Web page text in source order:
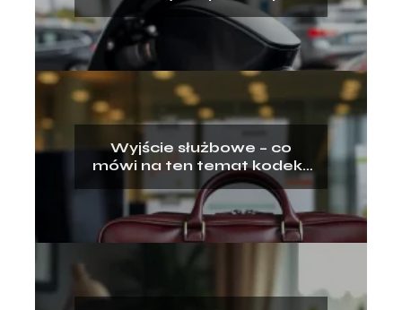
samochodu prywatnego
Wyjście służbowe – co
mówi na ten temat kodeks
pracy?